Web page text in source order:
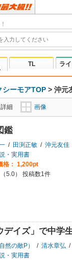
TL ラ
シーモアTOP > 沖元
詳細 画像
鑑
/ 田渕正敏 / 沖元友佳
・実用書
格： 1,200pt
（5.0） 投稿数1件
デイズ」で中学
然の敵P） / 清水章弘 /
・実用書